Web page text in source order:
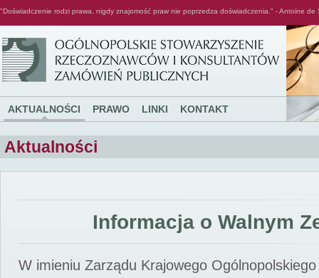
"Doświadczenie rodzi prawa, nigdy znajomość praw nie poprzedza doświadczenia." - Antoine de
AKTUALNOŚCI PRAWO LINKI KONTAKT
Aktualności
Informacja o Walnym
W imieniu Zarządu Krajowego